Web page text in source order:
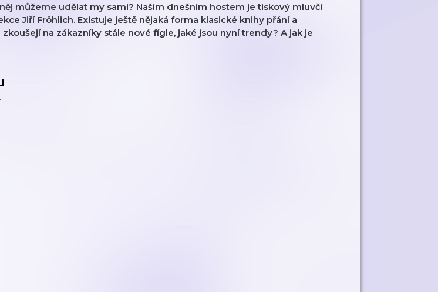
můžeme udělat my sami? Naším dnešním hostem je tiskový mluvčí
Jiří Fröhlich. Existuje ještě nějaká forma klasické knihy přání a
na zákazníky stále nové fígle, jaké jsou nyní trendy? A jak je